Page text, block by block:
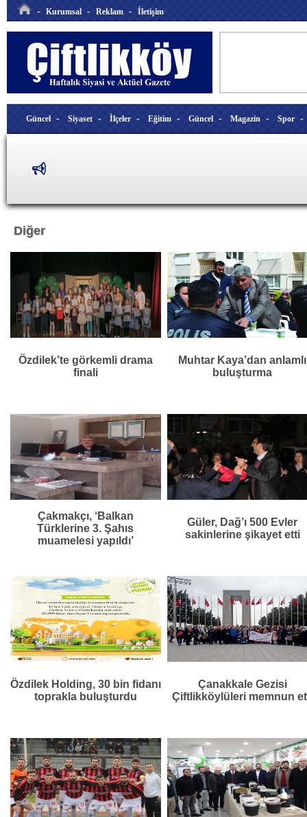
- Kurumsal - Reklam - İletişim
Güncel - Siyaset - İlçeler - Eğitim - Güncel - Magazin - Spor
Diğer
Özdilek’te görkemli drama
finali
Muhtar Kaya’dan anlamlı
buluşturma
Çakmakçı, ‘Balkan
Türklerine 3. Şahıs
muamelesi yapıldı’
Güler, Dağ’ı 500 Evler
sakinlerine şikayet etti
Özdilek Holding, 30 bin fidanı
toprakla buluşturdu
Çanakkale Gezisi
Çiftlikköylüleri memnun